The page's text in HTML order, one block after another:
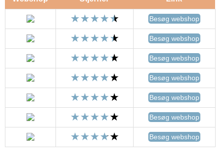
Besøg webshop
Besøg webshop
Besøg webshop
Besøg webshop
Besøg webshop
Besøg webshop
Besøg webshop